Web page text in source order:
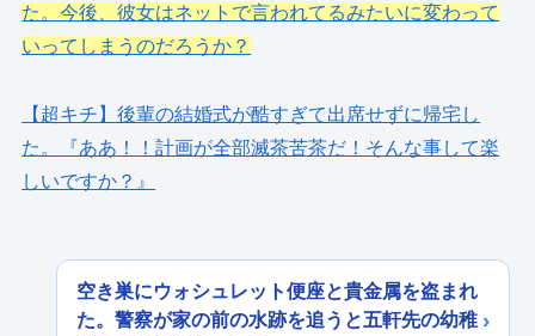
た。今後、彼女はネットで言われてるみたいに変わって
いってしまうのだろうか？
【超キチ】後輩の結婚式が酷すぎて出席せずに帰宅し
た。『ああ！！計画が全部滅茶苦茶だ！そんな事して楽
しいですか？』
空き巣にウォシュレット便座と貴金属を盗まれ
た。警察が家の前の水跡を追うと五軒先の幼稚